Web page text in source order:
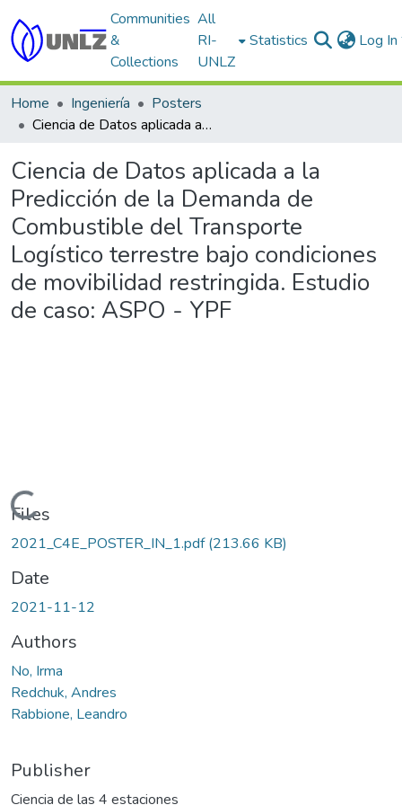
Communities
&
Collections
All
RI-
UNLZ
Statistics Log In
Home Ingeniería
Posters
Ciencia de Datos aplicada a la Predicción de la Demanda de Combustible del Transporte Logístico terrestre bajo condiciones de movibilidad restringida. Estudio de caso: ASPO - YPF
Ciencia de Datos aplicada a la
Predicción de la Demanda de
Combustible del Transporte
Logístico terrestre bajo condiciones
de movibilidad restringida. Estudio
de caso: ASPO - YPF
Loading...
Files
2021_C4E_POSTER_IN_1.pdf(213.66 KB)
Date
2021-11-12
Authors
No, Irma
Redchuk, Andres
Rabbione, Leandro
Publisher
Ciencia de las 4 estaciones